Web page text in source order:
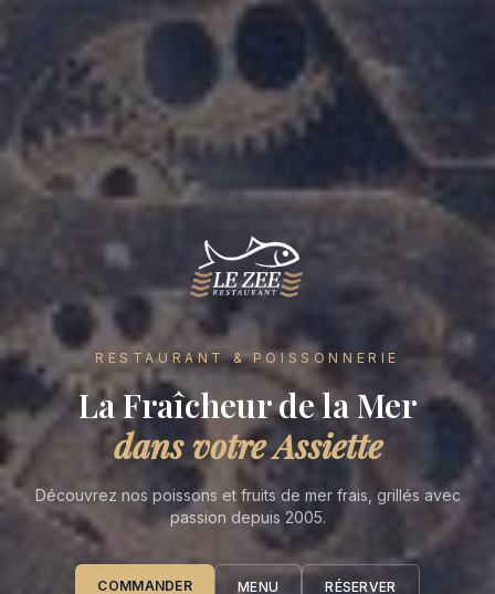
RESTAURANT & POISSONNERIE
La Fraîcheur de la Mer
dans votre Assiette
Découvrez nos poissons et fruits de mer frais, grillés avec
passion depuis 2005.
COMMANDER MENU RÉSERVER